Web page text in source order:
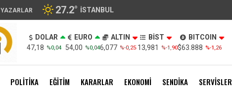
YAZARLAR 27.2° İSTANBUL
DOLAR
47,18 %0,04
EURO
54,00 %0,04
ALTIN
6,077 %-0,25
BİST
13,981
%-1,90
BITCOIN
$63.888 %-1,26
POLİTİKA EĞİTİM KARARLAR EKONOMİ SENDİKA SERVİSLER